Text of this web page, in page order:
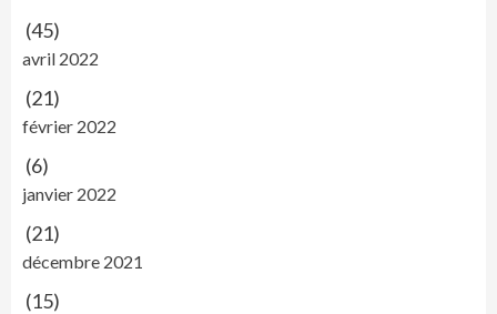
(45)
avril 2022
(21)
février 2022
(6)
janvier 2022
(21)
décembre 2021
(15)